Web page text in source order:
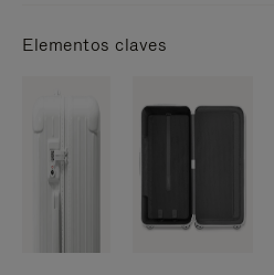
Elementos claves